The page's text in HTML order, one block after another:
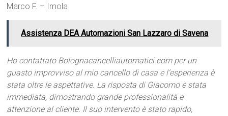
Marco F. – Imola
Assistenza DEA Automazioni San Lazzaro di Savena
Ho contattato Bolognacancelliautomatici.com per un
guasto improvviso al mio cancello di casa e l’esperienza è
stata oltre le aspettative. La risposta di Giacomo è stata
immediata, dimostrando grande professionalità e
attenzione al cliente. Il suo intervento è stato rapido,